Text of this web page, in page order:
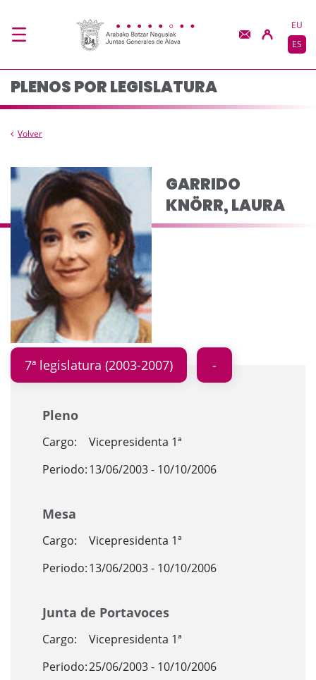
Composición del
EU
ES
PLENOS POR LEGISLATURA
Volver
GARRIDO
KNÖRR, LAURA
7ª legislatura (2003-2007)
Pleno
Cargo:
Vicepresidenta 1ª
Periodo:13/06/2003 - 10/10/2006
Mesa
Cargo:
Vicepresidenta 1ª
Periodo:13/06/2003 - 10/10/2006
Junta de Portavoces
Cargo:
Vicepresidenta 1ª
Periodo:25/06/2003 - 10/10/2006